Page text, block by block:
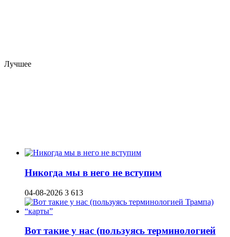
Лучшее
Никогда мы в него не вступим
04-08-2026 3 613
Вот такие у нас (пользуясь терминологией